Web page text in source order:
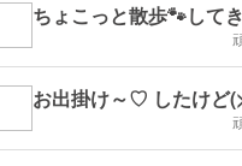
ちょこっと散歩🐾してき
お出掛け～♡ したけど